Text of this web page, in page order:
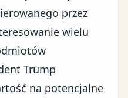
przez
wielu
Trump
na potencjalne